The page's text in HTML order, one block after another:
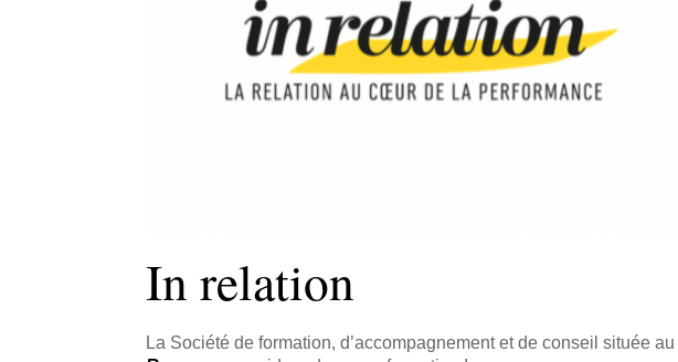
In relation
La Société de formation, d’accompagnement et de conseil située au